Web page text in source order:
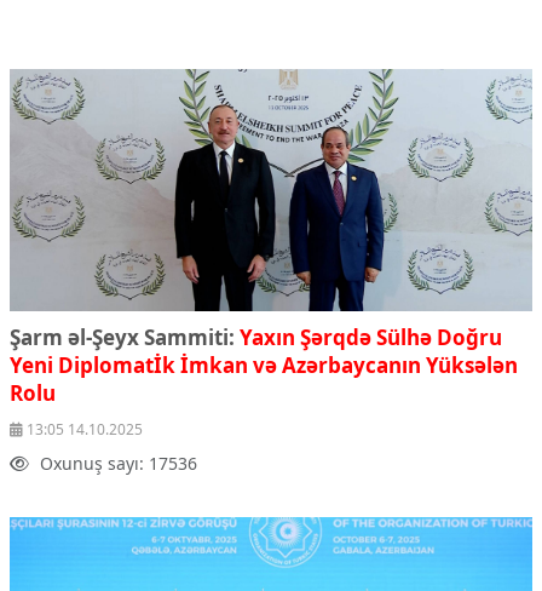
Şarm əl-Şeyx Sammiti: Yaxın Şərqdə Sülhə Doğru
Yeni Diplomatİk İmkan və Azərbaycanın Yüksələn
Rolu
13:05 14.10.2025
Oxunuş sayı: 17536